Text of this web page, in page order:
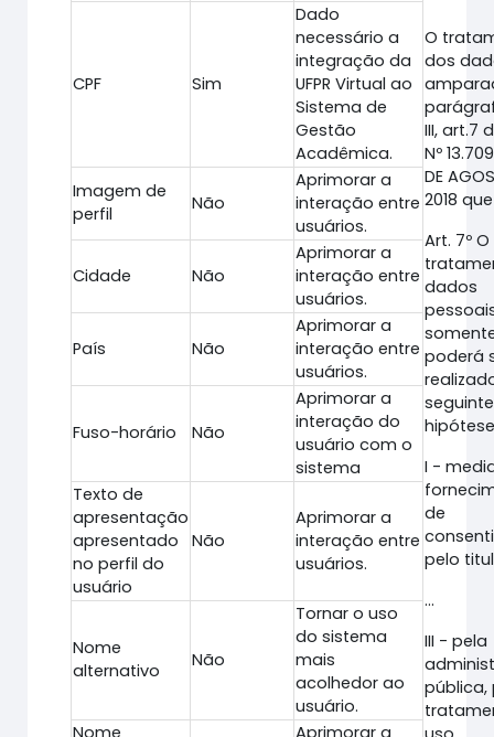
O
dos
III, art.7
Nº
DE
2018
Art. 7º O
dados
poderá
I -
de
pelo
...
III - pela
pública,
CPF Sim
Dado
necessário a
integração da
UFPR Virtual ao
Sistema de
Gestão
Acadêmica.
Imagem de
perfil
Não
Aprimorar a
interação entre
usuários.
Cidade Não
Aprimorar a
interação entre
usuários.
País Não
Aprimorar a
interação entre
usuários.
Fuso-horário Não
Aprimorar a
interação do
usuário com o
sistema
Texto de
apresentação
apresentado
no perfil do
usuário
Não
Aprimorar a
interação entre
usuários.
Nome
alternativo
Não
Tornar o uso
do sistema
mais
acolhedor ao
usuário.
Nome
Aprimorar a